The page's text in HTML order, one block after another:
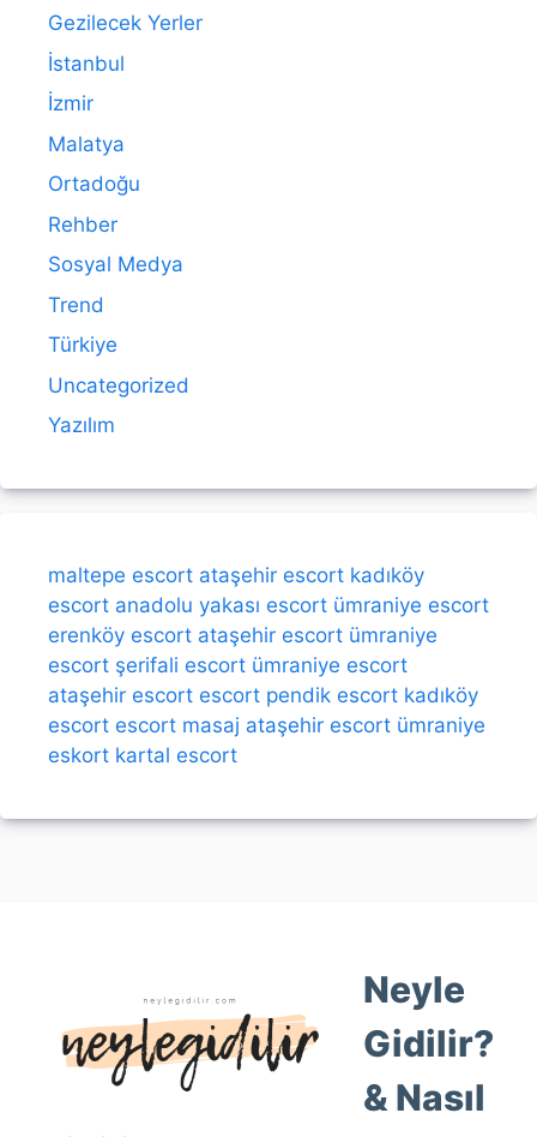
Gezilecek Yerler
İstanbul
İzmir
Malatya
Ortadoğu
Rehber
Sosyal Medya
Trend
Türkiye
Uncategorized
Yazılım
maltepe escort ataşehir escort kadıköy
escort anadolu yakası escort ümraniye escort
erenköy escort ataşehir escort ümraniye
escort şerifali escort ümraniye escort
ataşehir escort escort pendik escort kadıköy
escort escort masaj ataşehir escort ümraniye
eskort kartal escort
Neyle
Gidilir?
& Nasıl